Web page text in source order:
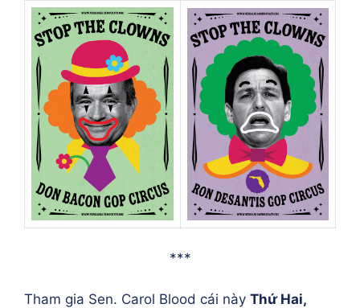
***
Tham gia Sen. Carol Blood cái này Thứ Hai,